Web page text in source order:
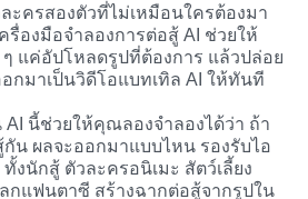
ะครสองตัวที่ไม่เหมือนใครต้องมา
รื่องมือจำลองการต่อสู้ AI ช่วยให้
แค่อัปโหลดรูปที่ต้องการ แล้วปล่อย
กมาเป็นวิดีโอแบทเทิล AI ให้ทันที
AI นี้ช่วยให้คุณลองจำลองได้ว่า ถ้า
น ผลจะออกมาแบบไหน รองรับไอ
งนักสู้ ตัวละครอนิเมะ สัตว์เลี้ยง
กแฟนตาซี สร้างฉากต่อสู้จากรูปใน